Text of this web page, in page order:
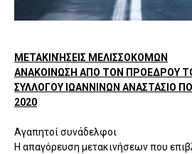
ΜΕΤΑΚΙΝΉΣΕΙΣ ΜΕΛΙΣΣΟΚΟΜΩΝ
ΑΝΑΚΟΙΝΩΣΗ ΑΠΟ ΤΟΝ ΠΡΟΕΔΡΟΥ
ΣΥΛΛΟΓΟΥ ΙΩΑΝΝΙΝΩΝ ΑΝΑΣΤΑΣΙΟ
2020
Αγαπητοί συνάδελφοι
Η απαγόρευση μετακινήσεων που